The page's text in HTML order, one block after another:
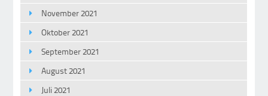
November 2021
Oktober 2021
September 2021
August 2021
Juli 2021